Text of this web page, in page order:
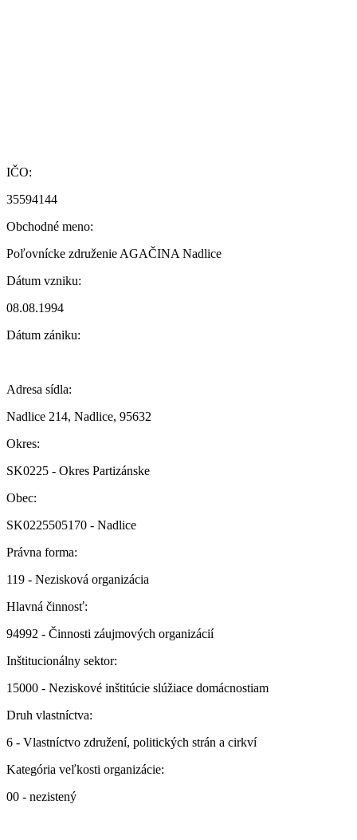
IČO:
35594144
Obchodné meno:
Poľovnícke združenie AGAČINA Nadlice
Dátum vzniku:
08.08.1994
Dátum zániku:
Adresa sídla:
Nadlice 214, Nadlice, 95632
Okres:
SK0225 - Okres Partizánske
Obec:
SK0225505170 - Nadlice
Právna forma:
119 - Nezisková organizácia
Hlavná činnosť:
94992 - Činnosti záujmových organizácií
Inštitucionálny sektor:
15000 - Neziskové inštitúcie slúžiace domácnostiam
Druh vlastníctva:
6 - Vlastníctvo združení, politických strán a cirkví
Kategória veľkosti organizácie:
00 - nezistený